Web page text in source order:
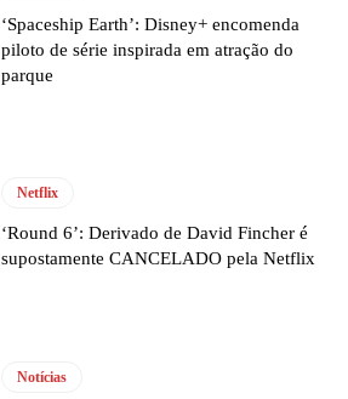
‘Spaceship Earth’: Disney+ encomenda
piloto de série inspirada em atração do
parque
Netflix
‘Round 6’: Derivado de David Fincher é
supostamente CANCELADO pela Netflix
Notícias